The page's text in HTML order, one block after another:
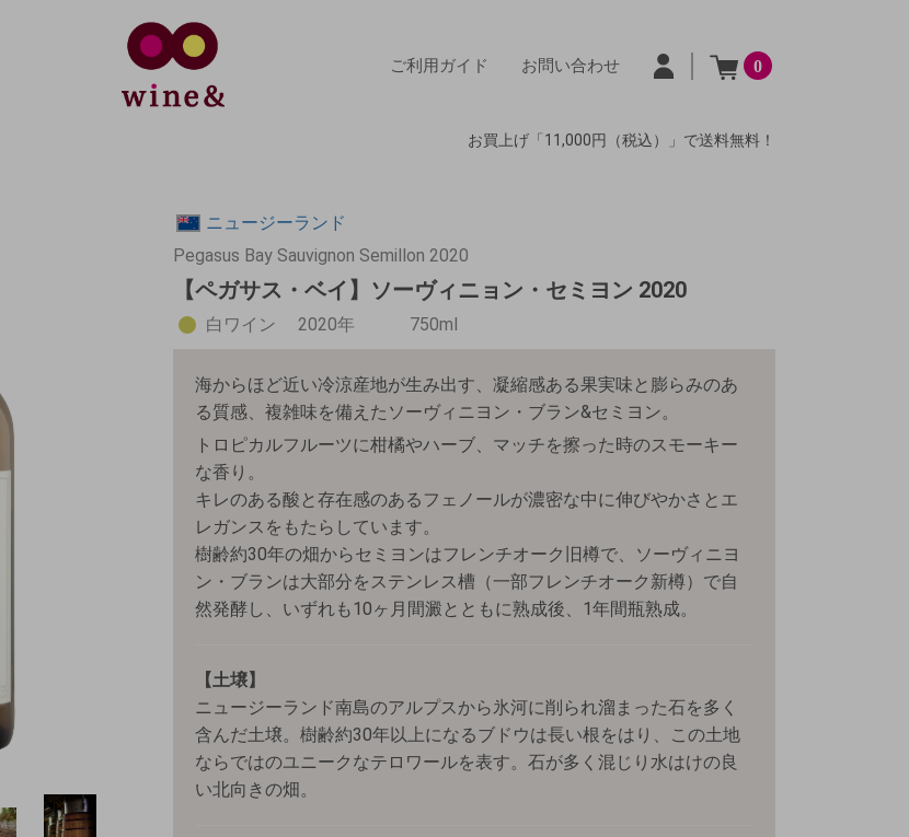
ご利用ガイド お問い合わせ 0
お買上げ「11,000円（税込）」で送料無料！
ニュージーランド
Pegasus Bay Sauvignon Semillon 2020
【ペガサス・ベイ】ソーヴィニョン・セミヨン 2020
白ワイン 2020年 750ml
海からほど近い冷涼産地が生み出す、凝縮感ある果実味と膨らみのあ
る質感、複雑味を備えたソーヴィニヨン・ブラン&セミヨン。
トロピカルフルーツに柑橘やハーブ、マッチを擦った時のスモーキー
な香り。
キレのある酸と存在感のあるフェノールが濃密な中に伸びやかさとエ
レガンスをもたらしています。
樹齢約30年の畑からセミヨンはフレンチオーク旧樽で、ソーヴィニヨ
ン・ブランは大部分をステンレス槽（一部フレンチオーク新樽）で自
然発酵し、いずれも10ヶ月間澱とともに熟成後、1年間瓶熟成。
【土壌】
ニュージーランド南島のアルプスから氷河に削られ溜まった石を多く
含んだ土壌。樹齢約30年以上になるブドウは長い根をはり、この土地
ならではのユニークなテロワールを表す。石が多く混じり水はけの良
い北向きの畑。